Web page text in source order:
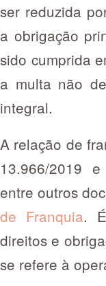
ser reduzida
a obrigação
sido cumprida
a multa não
integral.
A relação de
13.966/2019
entre outros
de Franquia.
direitos e
se refere à